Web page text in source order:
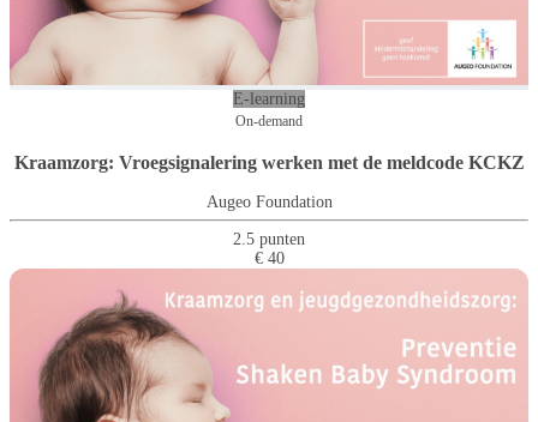
E-learning
On-demand
Kraamzorg: Vroegsignalering werken met de meldcode KCKZ
Augeo Foundation
2.5 punten
€ 40